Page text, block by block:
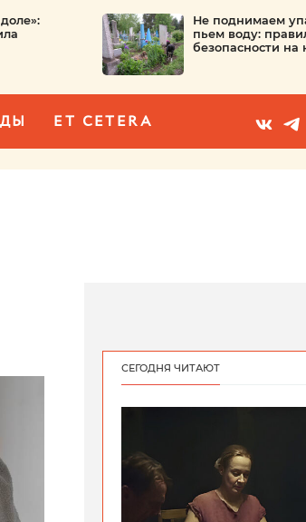
Не поднимаем
пьем воду:
безопасности на
ET CETERA
СЕГОДНЯ ЧИТАЮТ